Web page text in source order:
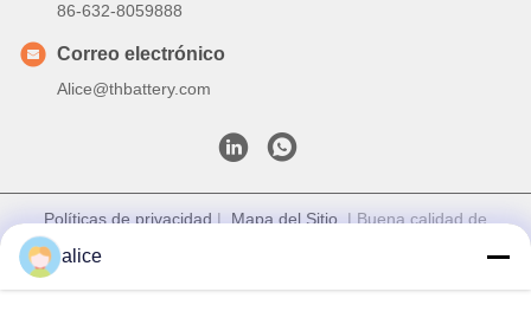
86-632-8059888
Correo electrónico
Alice@thbattery.com
Políticas de privacidad|Mapa del Sitio| Buena calidad de
China Batería de litio solar de la luz de calle Proveedor.
Derecho de autor 2026 Shandong Tian Han New Energy
alice